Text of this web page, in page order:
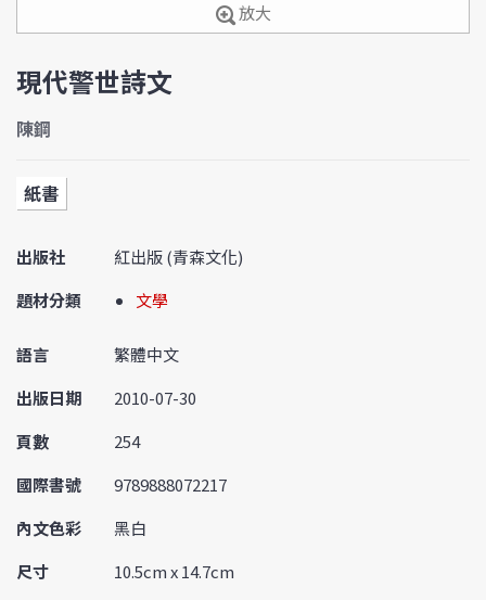
放大
現代警世詩文
陳鋼
紙書
出版社
紅出版 (青森文化)
題材分類
文學
語言
繁體中文
出版日期
2010-07-30
頁數
254
國際書號
9789888072217
內文色彩
黑白
尺寸
10.5cm x 14.7cm